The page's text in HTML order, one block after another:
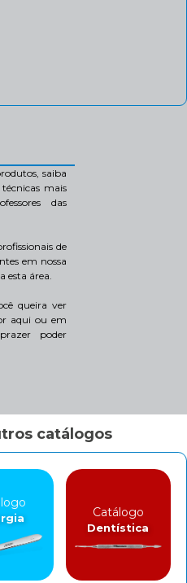
saiba
mais
das
de
em nossa
esta área.
queira ver
aqui ou em
poder
catálogos
Catálogo
Dentística